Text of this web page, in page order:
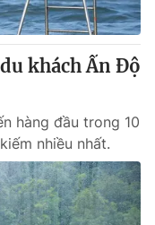
khách Ấn Độ
hàng đầu trong 10
nhiều nhất.